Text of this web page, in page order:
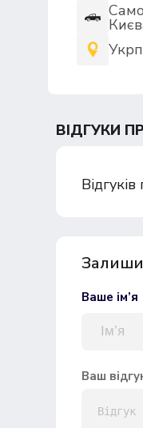
ВІДГУКИ
Ваше ім’я
Ваш